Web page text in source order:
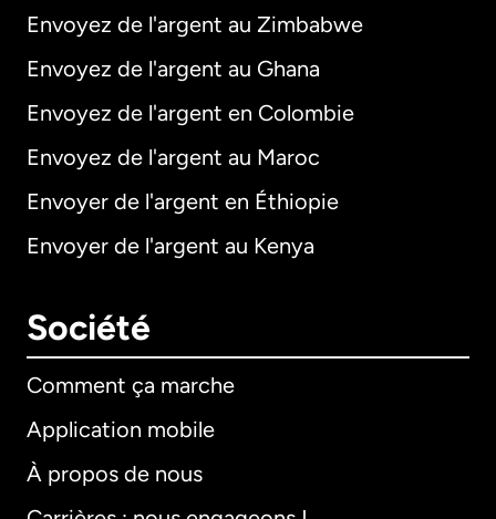
Envoyez de l'argent au Zimbabwe
Envoyez de l'argent au Ghana
Envoyez de l'argent en Colombie
Envoyez de l'argent au Maroc
Envoyer de l'argent en Éthiopie
Envoyer de l'argent au Kenya
Société
Comment ça marche
Application mobile
À propos de nous